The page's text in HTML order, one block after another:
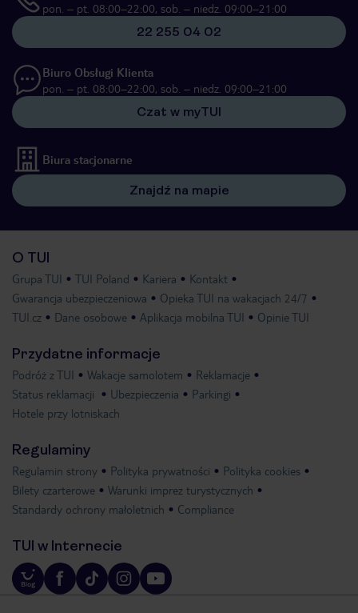
pon. – pt. 08:00–22:00, sob. – niedz. 09:00–21:00
22 255 04 02
Biuro Obsługi Klienta
pon. – pt. 08:00–22:00, sob. – niedz. 09:00–21:00
Czat w myTUI
Biura stacjonarne
Znajdź na mapie
O TUI
Grupa TUI TUI Poland Kariera
Kontakt
Gwarancja ubezpieczeniowa
Opieka TUI na wakacjach 24/7
TUI.cz
Dane osobowe Aplikacja mobilna TUI Opinie TUI
Przydatne informacje
Podróż z TUI Wakacje samolotem
Reklamacje
Status reklamacji
Ubezpieczenia
Parkingi
Hotele przy lotniskach
Regulaminy
Regulamin strony Polityka prywatności
Polityka cookies
Bilety czarterowe
Warunki imprez turystycznych
Standardy ochrony małoletnich
Compliance
TUI w Internecie